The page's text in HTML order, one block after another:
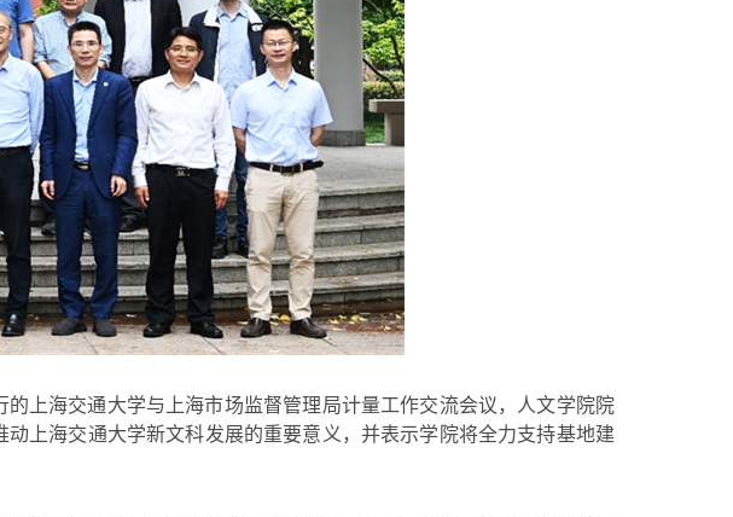
上海交通大学与上海市场监督管理局计量工作交流会议，人文学院院
上海交通大学新文科发展的重要意义，并表示学院将全力支持基地建